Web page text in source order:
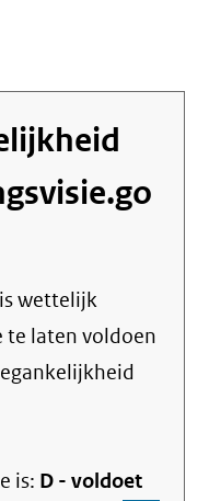
is wettelijk
te laten voldoen
is: D -voldoet